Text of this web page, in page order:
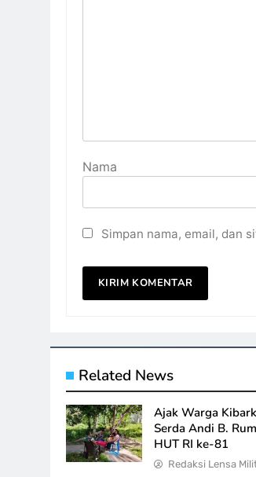
Nama
Simpan nama, email, dan
Related News
Ajak Warga
Serda Andi B.
HUT RI ke-81
Redaksi Lensa